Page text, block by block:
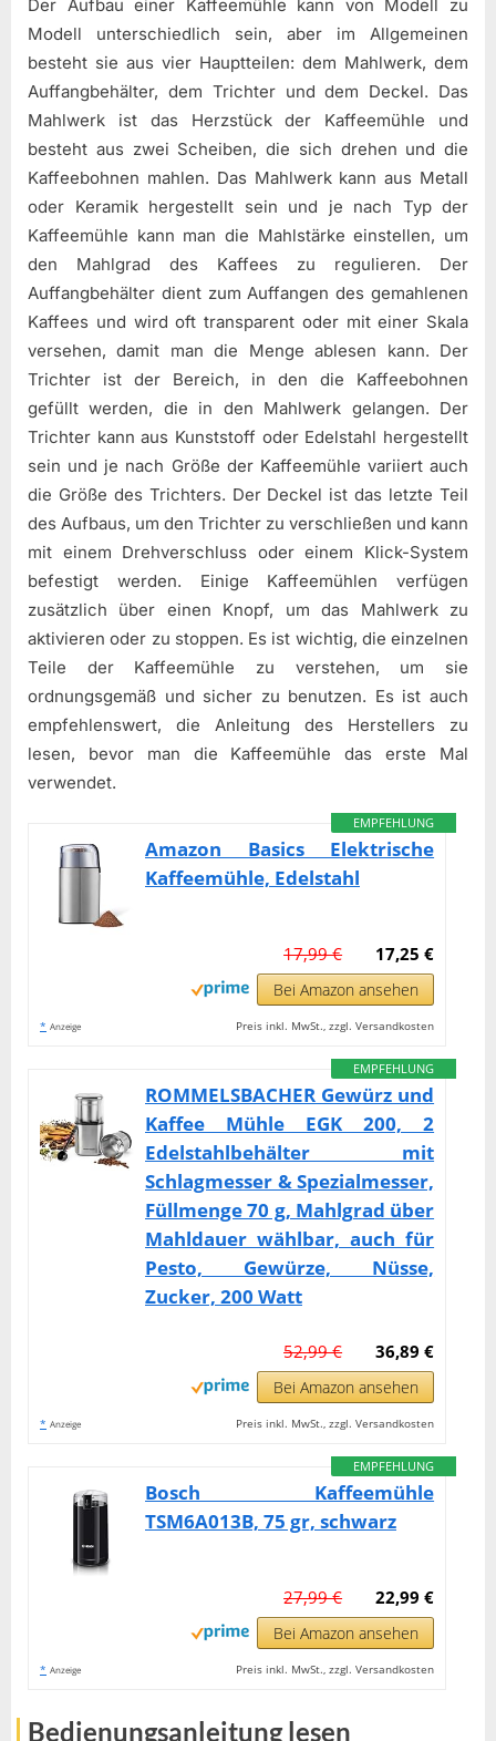
Der Aufbau einer Kaffeemühle kann von Modell zu
Modell unterschiedlich sein, aber im Allgemeinen
besteht sie aus vier Hauptteilen: dem Mahlwerk, dem
Auffangbehälter, dem Trichter und dem Deckel. Das
Mahlwerk ist das Herzstück der Kaffeemühle und
besteht aus zwei Scheiben, die sich drehen und die
Kaffeebohnen mahlen. Das Mahlwerk kann aus Metall
oder Keramik hergestellt sein und je nach Typ der
Kaffeemühle kann man die Mahlstärke einstellen, um
den Mahlgrad des Kaffees zu regulieren. Der
Auffangbehälter dient zum Auffangen des gemahlenen
Kaffees und wird oft transparent oder mit einer Skala
versehen, damit man die Menge ablesen kann. Der
Trichter ist der Bereich, in den die Kaffeebohnen
gefüllt werden, die in den Mahlwerk gelangen. Der
Trichter kann aus Kunststoff oder Edelstahl hergestellt
sein und je nach Größe der Kaffeemühle variiert auch
die Größe des Trichters. Der Deckel ist das letzte Teil
des Aufbaus, um den Trichter zu verschließen und kann
mit einem Drehverschluss oder einem Klick-System
befestigt werden. Einige Kaffeemühlen verfügen
zusätzlich über einen Knopf, um das Mahlwerk zu
aktivieren oder zu stoppen. Es ist wichtig, die einzelnen
Teile der Kaffeemühle zu verstehen, um sie
ordnungsgemäß und sicher zu benutzen. Es ist auch
empfehlenswert, die Anleitung des Herstellers zu
lesen, bevor man die Kaffeemühle das erste Mal
verwendet.
EMPFEHLUNG
Amazon Basics Elektrische
Kaffeemühle, Edelstahl
17,25 €
17,99 €
Bei Amazon ansehen
* Anzeige Preis inkl. MwSt., zzgl. Versandkosten
EMPFEHLUNG
ROMMELSBACHER Gewürz und
Kaffee Mühle EGK 200, 2
Edelstahlbehälter mit
Schlagmesser & Spezialmesser,
Füllmenge 70 g, Mahlgrad über
Mahldauer wählbar, auch für
Pesto, Gewürze, Nüsse,
Zucker, 200 Watt
36,89 €
52,99 €
Bei Amazon ansehen
* Anzeige Preis inkl. MwSt., zzgl. Versandkosten
EMPFEHLUNG
Bosch Kaffeemühle
TSM6A013B, 75 gr, schwarz
22,99 €
27,99 €
Bei Amazon ansehen
* Anzeige Preis inkl. MwSt., zzgl. Versandkosten
Bedienungsanleitung lesen